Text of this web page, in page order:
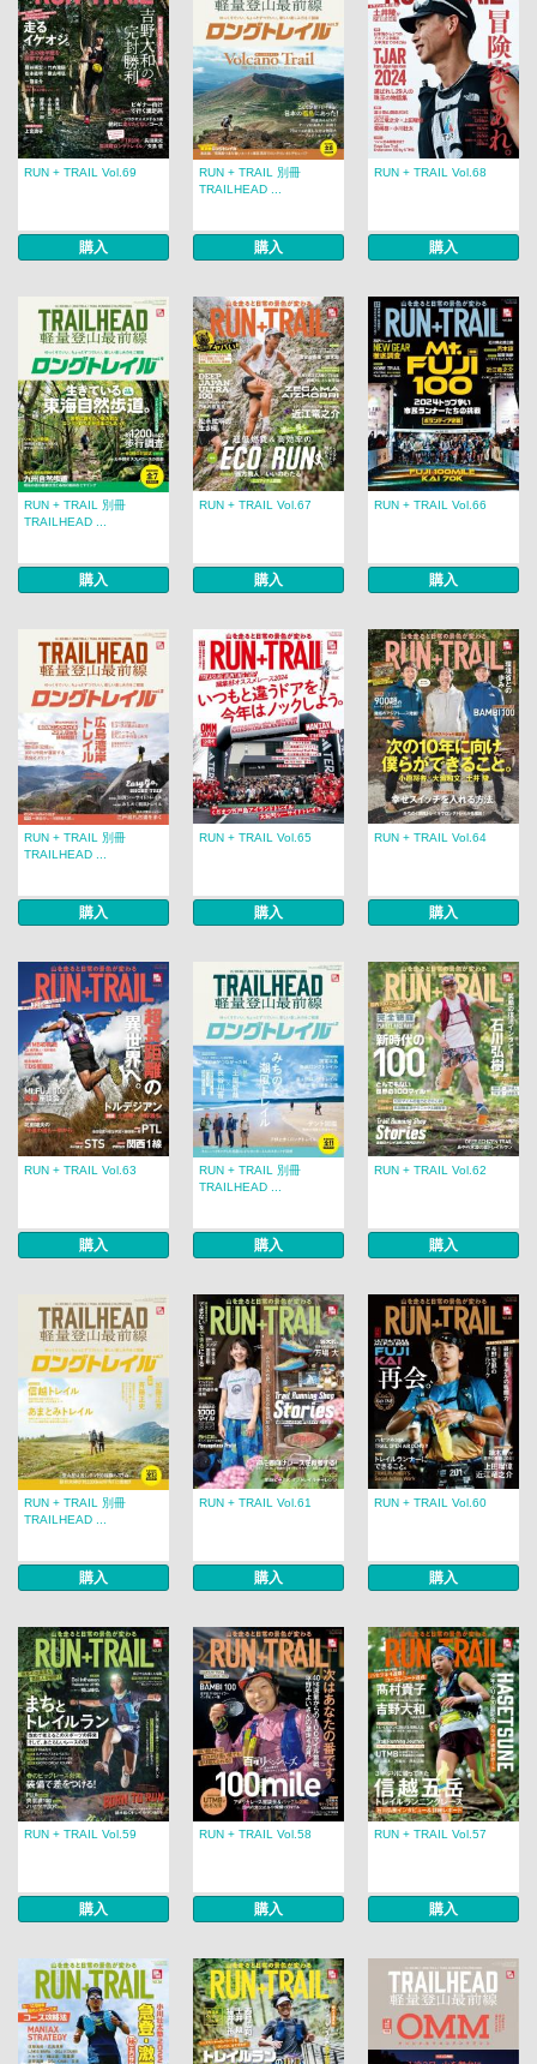
RUN + TRAIL Vol.69
購入
RUN + TRAIL 別冊
TRAILHEAD ...
購入
RUN + TRAIL Vol.68
購入
RUN + TRAIL 別冊
TRAILHEAD ...
購入
RUN + TRAIL Vol.67
購入
RUN + TRAIL Vol.66
購入
RUN + TRAIL 別冊
TRAILHEAD ...
購入
RUN + TRAIL Vol.65
購入
RUN + TRAIL Vol.64
購入
RUN + TRAIL Vol.63
購入
RUN + TRAIL 別冊
TRAILHEAD ...
購入
RUN + TRAIL Vol.62
購入
RUN + TRAIL 別冊
TRAILHEAD ...
購入
RUN + TRAIL Vol.61
購入
RUN + TRAIL Vol.60
購入
RUN + TRAIL Vol.59
購入
RUN + TRAIL Vol.58
購入
RUN + TRAIL Vol.57
購入